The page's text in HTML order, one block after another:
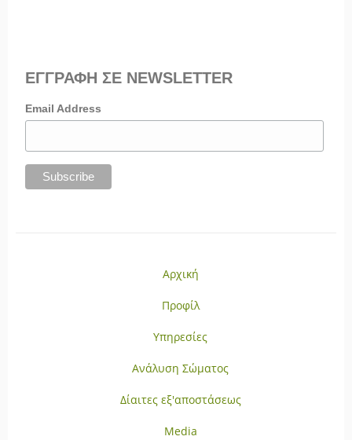
ΕΓΓΡΑΦΗ ΣΕ NEWSLETTER
Email Address
Αρχική
Προφίλ
Υπηρεσίες
Ανάλυση Σώματος
Δίαιτες εξ'αποστάσεως
Media